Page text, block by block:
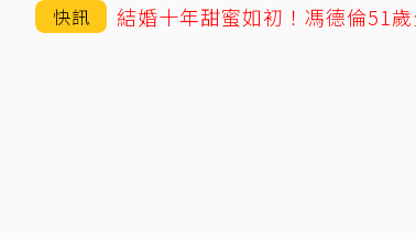
快訊 結婚十年甜蜜如初！馮德倫51歲